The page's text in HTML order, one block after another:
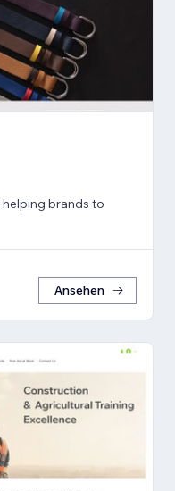
brands to
Ansehen